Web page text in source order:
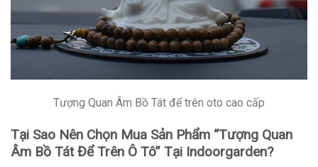
Tượng Quan Âm Bồ Tát để trên oto cao cấp
Tại Sao Nên Chọn Mua Sản Phẩm “Tượng Quan
Âm Bồ Tát Để Trên Ô Tô” Tại Indoorgarden?